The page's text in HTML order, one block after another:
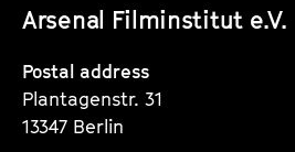
Arsenal Filminstitut e.V.
Instagram
Seite
Instagram
Seite
Instagram
Postal address
Plantagenstr. 31
13347 Berlin